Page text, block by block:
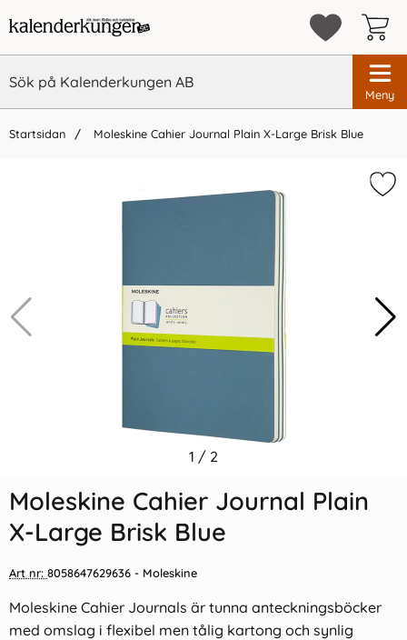
Meny
Startsidan Moleskine Cahier Journal Plain X-Large Brisk Blue
Vi rekommenderar
55 kr/st 205 kr/st
1 / 2
Moleskine Cahier Journal Plain
X-Large Brisk Blue
Art nr: 8058647629636 - Moleskine
Moleskine Cahier Journals är tunna anteckningsböcker
med omslag i flexibel men tålig kartong och synlig